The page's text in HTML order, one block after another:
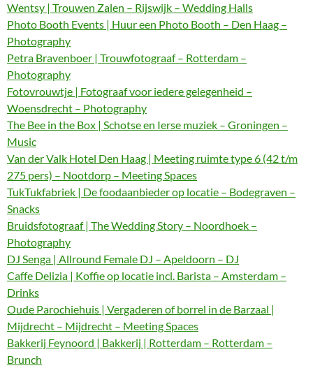
Wentsy | Trouwen Zalen – Rijswijk – Wedding Halls
Photo Booth Events | Huur een Photo Booth – Den Haag –
Photography
Petra Bravenboer | Trouwfotograaf – Rotterdam –
Photography
Fotovrouwtje | Fotograaf voor iedere gelegenheid –
Woensdrecht – Photography
The Bee in the Box | Schotse en Ierse muziek – Groningen –
Music
Van der Valk Hotel Den Haag | Meeting ruimte type 6 (42 t/m
275 pers) – Nootdorp – Meeting Spaces
TukTukfabriek | De foodaanbieder op locatie – Bodegraven –
Snacks
Bruidsfotograaf | The Wedding Story – Noordhoek –
Photography
DJ Senga | Allround Female DJ – Apeldoorn – DJ
Caffe Delizia | Koffie op locatie incl. Barista – Amsterdam –
Drinks
Oude Parochiehuis | Vergaderen of borrel in de Barzaal |
Mijdrecht – Mijdrecht – Meeting Spaces
Bakkerij Feynoord | Bakkerij | Rotterdam – Rotterdam –
Brunch